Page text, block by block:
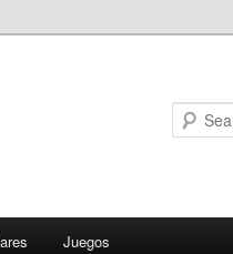
Juegos